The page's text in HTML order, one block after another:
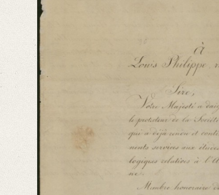
Provider: Dresden, Sächsische Landesbibliothek - Staats- und
OAI Id: DE-611-34965
Classification Number: Mscr.Dresd.e.90,XIX,Bd.14,Nr.90
Number of Pages: 3 S. auf Doppelbl., hs. m. U.
Format: 25,6 x 20,8 cm
Language